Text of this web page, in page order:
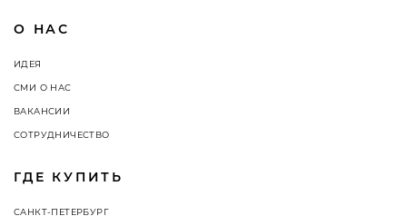
О НАС
ИДЕЯ
СМИ О НАС
ВАКАНСИИ
СОТРУДНИЧЕСТВО
ГДЕ КУПИТЬ
САНКТ-ПЕТЕРБУРГ